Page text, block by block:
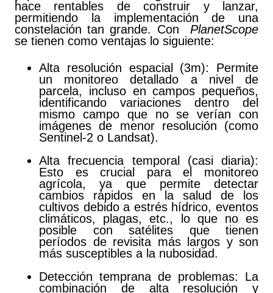
hace rentables de construir y lanzar,
permitiendo la implementación de una
constelación tan grande. Con PlanetScope
se tienen como ventajas lo siguiente:
Alta resolución espacial (3m): Permite
un monitoreo detallado a nivel de
parcela, incluso en campos pequeños,
identificando variaciones dentro del
mismo campo que no se verían con
imágenes de menor resolución (como
Sentinel-2 o Landsat).
Alta frecuencia temporal (casi diaria):
Esto es crucial para el monitoreo
agrícola, ya que permite detectar
cambios rápidos en la salud de los
cultivos debido a estrés hídrico, eventos
climáticos, plagas, etc., lo que no es
posible con satélites que tienen
períodos de revisita más largos y son
más susceptibles a la nubosidad.
Detección temprana de problemas: La
combinación de alta resolución y